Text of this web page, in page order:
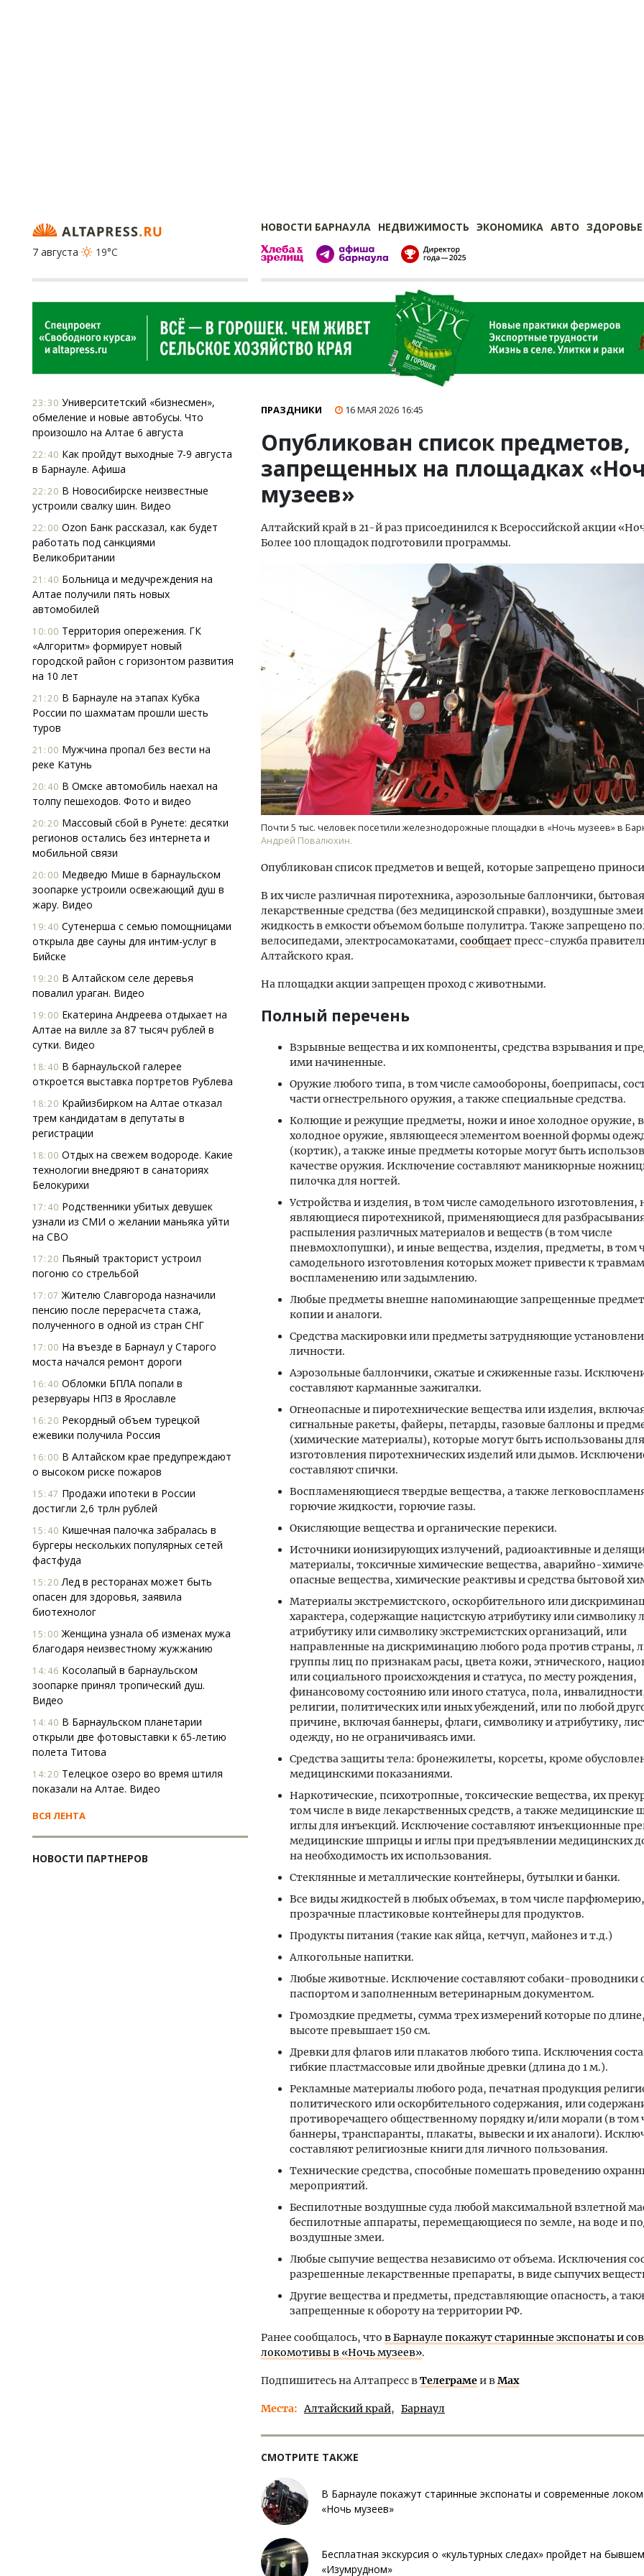
НОВОСТИ БАРНАУЛА НЕДВИЖИМОСТЬ ЭКОНОМИКА АВТО ЗДОРОВЬЕ
7 августа
19°C
23:30 Университетский «бизнесмен»,
обмеление и новые автобусы. Что
произошло на Алтае 6 августа
22:40 Как пройдут выходные 7-9 августа
в Барнауле. Афиша
22:20 В Новосибирске неизвестные
устроили свалку шин. Видео
22:00 Ozon Банк рассказал, как будет
работать под санкциями
Великобритании
21:40 Больница и медучреждения на
Алтае получили пять новых
автомобилей
10:00 Территория опережения. ГК
«Алгоритм» формирует новый
городской район с горизонтом развития
на 10 лет
21:20 В Барнауле на этапах Кубка
России по шахматам прошли шесть
туров
21:00 Мужчина пропал без вести на
реке Катунь
20:40 В Омске автомобиль наехал на
толпу пешеходов. Фото и видео
20:20 Массовый сбой в Рунете: десятки
регионов остались без интернета и
мобильной связи
20:00 Медведю Мише в барнаульском
зоопарке устроили освежающий душ в
жару. Видео
19:40 Сутенерша с семью помощницами
открыла две сауны для интим-услуг в
Бийске
19:20 В Алтайском селе деревья
повалил ураган. Видео
19:00 Екатерина Андреева отдыхает на
Алтае на вилле за 87 тысяч рублей в
сутки. Видео
18:40 В барнаульской галерее
откроется выставка портретов Рублева
18:20 Крайизбирком на Алтае отказал
трем кандидатам в депутаты в
регистрации
18:00 Отдых на свежем водороде. Какие
технологии внедряют в санаториях
Белокурихи
17:40 Родственники убитых девушек
узнали из СМИ о желании маньяка уйти
на СВО
17:20 Пьяный тракторист устроил
погоню со стрельбой
17:07 Жителю Славгорода назначили
пенсию после перерасчета стажа,
полученного в одной из стран СНГ
17:00 На въезде в Барнаул у Старого
моста начался ремонт дороги
16:40 Обломки БПЛА попали в
резервуары НПЗ в Ярославле
16:20 Рекордный объем турецкой
ежевики получила Россия
16:00 В Алтайском крае предупреждают
о высоком риске пожаров
15:47 Продажи ипотеки в России
достигли 2,6 трлн рублей
15:40 Кишечная палочка забралась в
бургеры нескольких популярных сетей
фастфуда
15:20 Лед в ресторанах может быть
опасен для здоровья, заявила
биотехнолог
15:00 Женщина узнала об изменах мужа
благодаря неизвестному жужжанию
14:46 Косолапый в барнаульском
зоопарке принял тропический душ.
Видео
14:40 В Барнаульском планетарии
открыли две фотовыставки к 65-летию
полета Титова
14:20 Телецкое озеро во время штиля
показали на Алтае. Видео
ВСЯ ЛЕНТА
НОВОСТИ ПАРТНЕРОВ
ПРАЗДНИКИ 16 МАЯ 2026 16:45
Опубликован список предметов,
запрещенных на площадках
музеев»
Алтайский край в 21-й раз присоединился к Всероссийской акции
Более 100 площадок подготовили программы.
Почти 5 тыс. человек посетили железнодорожные площадки в «Ночь музеев» в
Андрей Повалюхин.
Опубликован список предметов и вещей, которые запрещено
В их числе различная пиротехника, аэрозольные баллончики,
лекарственные средства (без медицинской справки), воздушные
жидкость в емкости объемом больше полулитра. Также запрещено
велосипедами, электросамокатами, сообщаетпресс-служба
Алтайского края.
На площадки акции запрещен проход с животными.
Полный перечень
Взрывные вещества и их компоненты, средства взрывания и
ими начиненные.
Оружие любого типа, в том числе самообороны, боеприпасы,
части огнестрельного оружия, а также специальные средства.
Колющие и режущие предметы, ножи и иное холодное оружие, в
холодное оружие, являющееся элементом военной формы
(кортик), а также иные предметы которые могут быть
качестве оружия. Исключение составляют маникюрные
пилочка для ногтей.
Устройства и изделия, в том числе самодельного изготовления,
являющиеся пиротехникой, применяющиеся для
распыления различных материалов и веществ (в том числе
пневмохлопушки), и иные вещества, изделия, предметы, в том
самодельного изготовления которых может привести к
воспламенению или задымлению.
Любые предметы внешне напоминающие запрещенные
копии и аналоги.
Средства маскировки или предметы затрудняющие
личности.
Аэрозольные баллончики, сжатые и сжиженные газы.
составляют карманные зажигалки.
Огнеопасные и пиротехнические вещества или изделия,
сигнальные ракеты, файеры, петарды, газовые баллоны и
(химические материалы), которые могут быть использованы для
изготовления пиротехнических изделий или дымов.
составляют спички.
Воспламеняющиеся твердые вещества, а также
горючие жидкости, горючие газы.
Окисляющие вещества и органические перекиси.
Источники ионизирующих излучений, радиоактивные и
материалы, токсичные химические вещества, аварийно-
опасные вещества, химические реактивы и средства бытовой
Материалы экстремистского, оскорбительного или
характера, содержащие нацистскую атрибутику или символику
атрибутику или символику экстремистских организаций, или
направленные на дискриминацию любого рода против страны,
группы лиц по признакам расы, цвета кожи, этнического,
или социального происхождения и статуса, по месту рождения,
финансовому состоянию или иного статуса, пола,
религии, политических или иных убеждений, или по любой
причине, включая баннеры, флаги, символику и атрибутику,
одежду, но не ограничиваясь ими.
Средства защиты тела: бронежилеты, корсеты, кроме
медицинскими показаниями.
Наркотические, психотропные, токсические вещества, их
том числе в виде лекарственных средств, а также медицинские
иглы для инъекций. Исключение составляют инъекционные
медицинские шприцы и иглы при предъявлении медицинских
на необходимость их использования.
Стеклянные и металлические контейнеры, бутылки и банки.
Все виды жидкостей в любых объемах, в том числе
прозрачные пластиковые контейнеры для продуктов.
Продукты питания (такие как яйца, кетчуп, майонез и т.д.)
Алкогольные напитки.
Любые животные. Исключение составляют собаки-проводники
паспортом и заполненным ветеринарным документом.
Громоздкие предметы, сумма трех измерений которые по
высоте превышает 150 см.
Древки для флагов или плакатов любого типа. Исключения
гибкие пластмассовые или двойные древки (длина до 1 м.).
Рекламные материалы любого рода, печатная продукция
политического или оскорбительного содержания, или
противоречащего общественному порядку и/или морали (в том
баннеры, транспаранты, плакаты, вывески и их аналоги).
составляют религиозные книги для личного пользования.
Технические средства, способные помешать проведению
мероприятий.
Беспилотные воздушные суда любой максимальной взлетной
беспилотные аппараты, перемещающиеся по земле, на воде и
воздушные змеи.
Любые сыпучие вещества независимо от объема. Исключения
разрешенные лекарственные препараты, в виде сыпучих
Другие вещества и предметы, представляющие опасность, а
запрещенные к обороту на территории РФ.
Ранее сообщалось, что в Барнауле покажут старинные экспонаты и
локомотивы в «Ночь музеев».
Подпишитесь на Алтапресс вТелеграмеи вMax
Места Алтайский край Барнаул
СМОТРИТЕ ТАКЖЕ
В Барнауле покажут старинные экспонаты и современные
«Ночь музеев»
Бесплатная экскурсия о «культурных следах» пройдет на
«Изумрудном»
Двухуровневые номера и вид на горы.
Каким будет новый бутик-отель
«Белкур» в Белокурихе
ДОМА И КВАРТИРЫ
Архитектурный код
земли. Мощение
плитами становится
стандартом
СТРОИТЕЛЬСТВО